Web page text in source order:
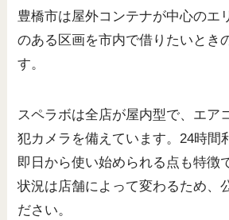
豊橋市は屋外コンテナが中心のエ
のある区画を市内で借りたいとき
す。
スペラボは全店が屋内型で、エア
犯カメラを備えています。24時間
即日から使い始められる点も特徴
状況は店舗によって変わるため、
ださい。